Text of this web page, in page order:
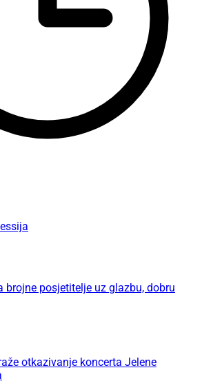
brojne posjetitelje uz glazbu, dobru
otkazivanje koncerta Jelene